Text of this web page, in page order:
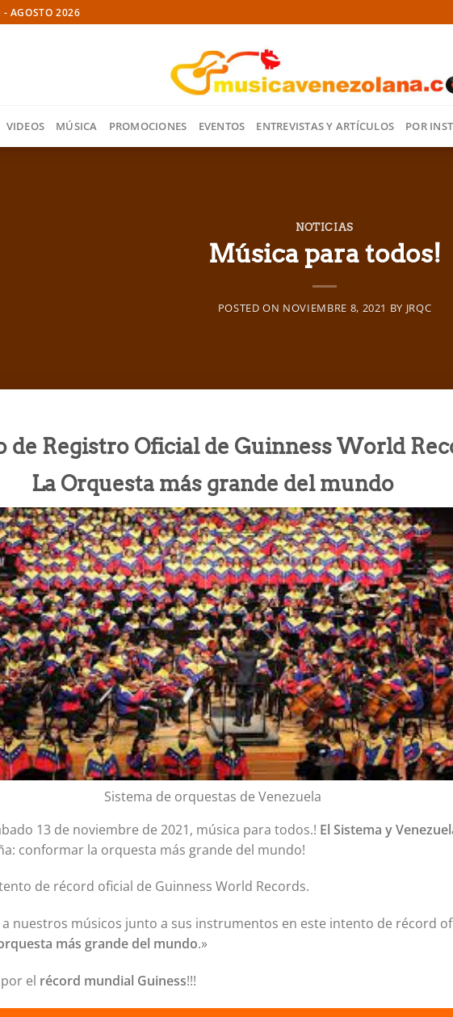
- AGOSTO 2026
VIDEOS MÚSICA PROMOCIONES EVENTOS ENTREVISTAS Y ARTÍCULOS POR
NOTICIAS
Música para todos!
POSTED ON NOVIEMBRE 8, 2021 BY JRQC
de Registro Oficial de Guinness World
La Orquesta más grande del mundo
Sistema de orquestas de Venezuela
13 de noviembre de 2021, música para todos.! El Sistema y
conformar la orquesta más grande del mundo!
de récord oficial de Guinness World Records.
nuestros músicos junto a sus instrumentos en este intento de récord
más grande del mundo.»
el récord mundial Guiness!!!